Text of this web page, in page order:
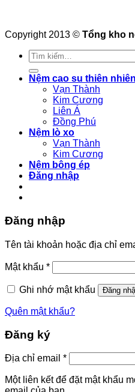
Copyright 2013 © Tổng kho
Tìm
kiếm:
Nệm cao su thiên nhiên
Vạn Thành
Kim Cương
Liên Á
Đồng Phú
Nệm lò xo
Vạn Thành
Kim Cương
Nệm bông ép
Đăng nhập
Đăng nhập
Tên tài khoản hoặc địa chỉ
Mật khẩu *Bắt
buộc
Ghi nhớ mật khẩu
Đăng
Quên mật khẩu?
Đăng ký
Địa chỉ email *Bắt
buộc
Một liên kết để đặt mật khẩu